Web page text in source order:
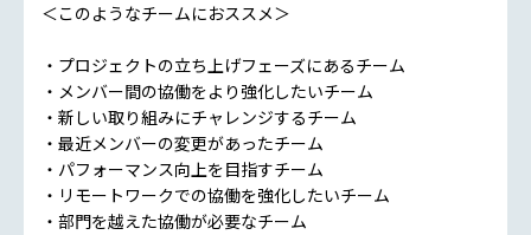
＜このようなチームにおススメ＞
・プロジェクトの立ち上げフェーズにあるチーム
・メンバー間の協働をより強化したいチーム
・新しい取り組みにチャレンジするチーム
・最近メンバーの変更があったチーム
・パフォーマンス向上を目指すチーム
・リモートワークでの協働を強化したいチーム
・部門を越えた協働が必要なチーム